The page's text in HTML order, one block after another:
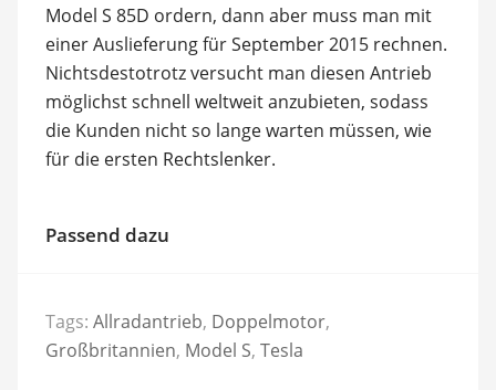
Model S 85D ordern, dann aber muss man mit
einer Auslieferung für September 2015 rechnen.
Nichtsdestotrotz versucht man diesen Antrieb
möglichst schnell weltweit anzubieten, sodass
die Kunden nicht so lange warten müssen, wie
für die ersten Rechtslenker.
Passend dazu
Tags: Allradantrieb, Doppelmotor,
Großbritannien, Model S, Tesla